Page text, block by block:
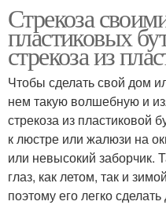
Стрекоза
пластиковых
стрекоза из
Чтобы сделать свой дом
нем такую волшебную и
стрекоза из пластиковой
к люстре или жалюзи на
или невысокий заборчик.
глаз, как летом, так и
поэтому его легко